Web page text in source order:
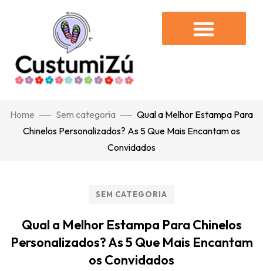
Home Sem categoria
Qual a Melhor Estampa Para
Chinelos Personalizados? As 5 Que Mais Encantam os
Convidados
SEM CATEGORIA
Qual a Melhor Estampa Para Chinelos
Personalizados? As 5 Que Mais Encantam
os Convidados